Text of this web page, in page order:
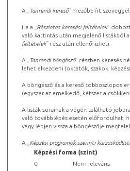
A „ Tanrendi kereső” mezőbe írt
Ha a „ Részletes keresési feltételek”
való kattintás után megjelenő listákból
feltételek” rész után ellenőrizheti.
A „ Tanrendi böngésző” részben keresés
lehet elkezdeni (oktatók, szakok,
A böngésző és a kereső többoszlopos
(egyszer az emelkedő, kétszer a
A listák sorainak a végén található
való továbblépés esetén előfordulhat,
vagy lépjen vissza a böngészője
A „ Képzési programok szerinti
Képzési forma (szint)
0
Nem releváns